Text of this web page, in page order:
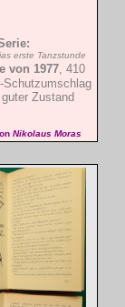
erste Tanzstunde
von 1977, 410
Zustand
Nikolaus Moras